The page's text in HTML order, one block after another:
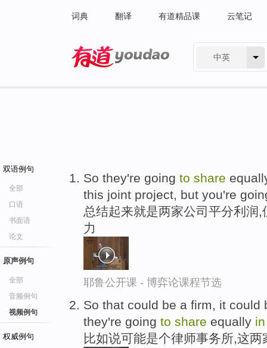
词典 翻译 有道精品课 云笔记
中英
双语例句
全部
口语
书面语
论文
原声例句
全部
音频例句
视频例句
权威例句
So they're going to share
this joint project, but you're
总结起来就是两家公司平分利润
力
耶鲁公开课 - 博弈论课程节选
So that could be a firm, it
they're going to share equally in
比如说可能是个律师事务所,这